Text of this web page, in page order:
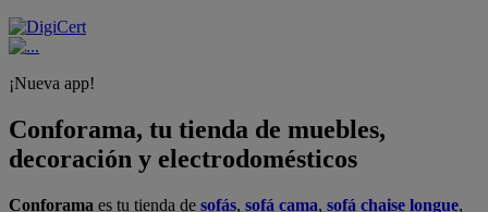
¡Nueva app!
Conforama, tu tienda de muebles,
decoración y electrodomésticos
Conforama es tu tienda de sofás, sofá cama, sofá chaise longue,